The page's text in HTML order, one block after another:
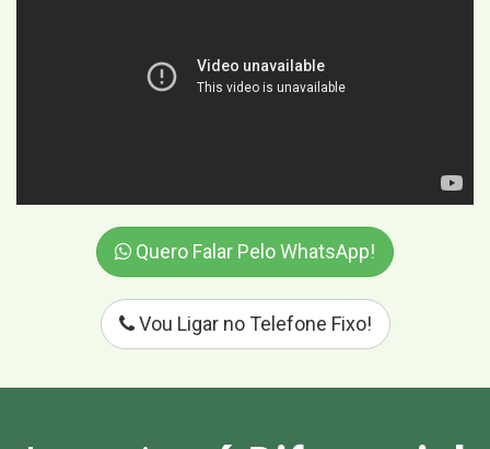
Quero Falar Pelo WhatsApp!
Vou Ligar no Telefone Fixo!